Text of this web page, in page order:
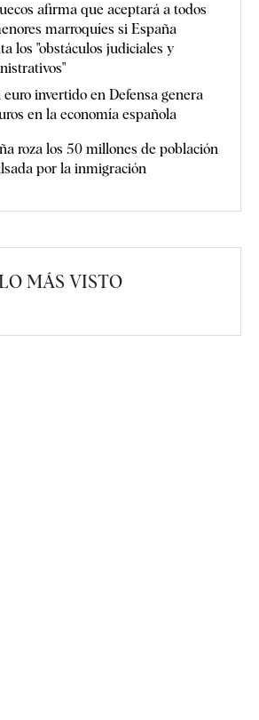
afirma que aceptará a todos
marroquíes si España
los "obstáculos judiciales y
euro invertido en Defensa genera
en la economía española
roza los 50 millones de población
por la inmigración
MÁS VISTO